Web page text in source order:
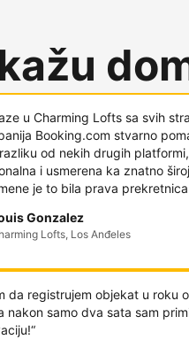
u Charming Lofts sa svih
Booking.com stvarno
od nekih drugih
i usmerena ka znatno široj
je to bila prava
Gonzalez
Lofts, Los Anđeles
da registrujem objekat u roku
nakon samo dva sata sam